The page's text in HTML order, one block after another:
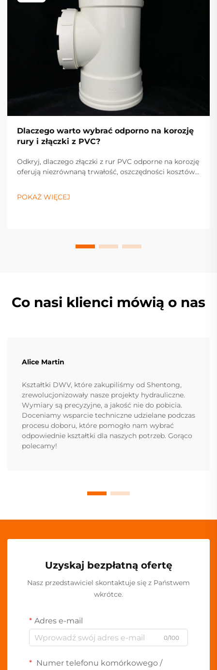
Dlaczego warto wybrać odporno na korozję
rury i złączki z PVC?
Odkryj, dlaczego złączki z rur PVC odporne na korozję
oferują niezrównaną trwałość, oszczędności kosztów i
mieszkaniowych. Dowiedz się więcej już teraz.
POKAŻ WIĘCEJ
Co nasi klienci mówią o nas
Alice Martin
Kształtki DWV, które zakupiliśmy od Shentong,
zrewolucjonizowały nasze projekty hydrauliczne.
Wymiary są precyzyjne, a jakość nie do pobicia.
Doceniamy wsparcie techniczne udzielane podczas
procesu doboru, które pomogło nam wybrać
odpowiednie kształtki dla naszych potrzeb. Gorąco
polecamy!
Uzyskaj bezpłatną ofertę
Nasz przedstawiciel skontaktuje się z Państwem
wkrótce.
Adres e-mail
0/100
Numer telefonu komórkowego /